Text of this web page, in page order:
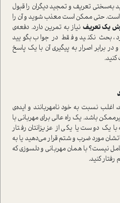
به‌سختی تعریف و تمجید دیگران را قبول
حتی ممکن است معذب شوید و آن را
یک تعریف نیاز به تمرین دارد. دفعه‌ی
بحث نکنید و فقط در جواب بگویید
برابر اصرار به پیگیری آن با یک پاسخ
کنید.
اغلب نسبت به خود نامهربانند و ایده‌ی
باشد. یک راه عالی برای مهربانی با
یک دوست یا یکی از عزیزانتان رفتار
مورد ضرب و شتم قرار می‌دهید یا به
نیست؟ با همان مهربانی و دلسوزی که
رفتار کنید.